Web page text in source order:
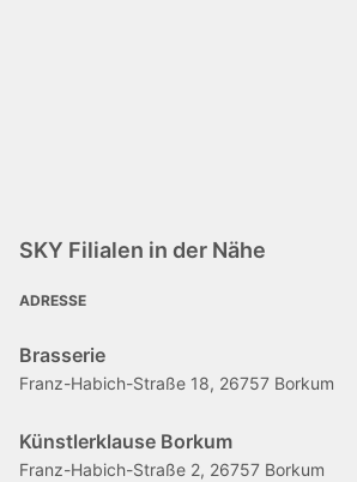
SKY Filialen in der Nähe
ADRESSE
Brasserie
Franz-Habich-Straße 18, 26757 Borkum
Künstlerklause Borkum
Franz-Habich-Straße 2, 26757 Borkum